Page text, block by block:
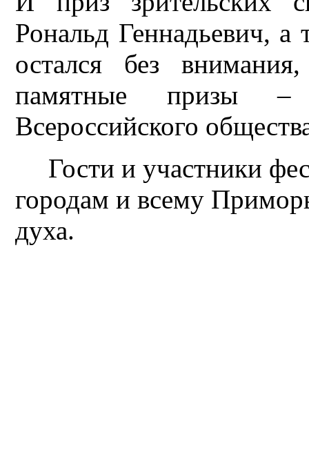
Рональд Геннадьевич, а
остался без
памятные призы –
Всероссийского
Гости и участники
городам и всему
духа.